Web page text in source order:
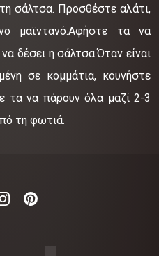
σάλτσα. Προσθέστε αλάτι,
μαϊντανό.Αφήστε τα να
δέσει η σάλτσα.Όταν είναι
σε κομμάτια, κουνήστε
τα να πάρουν όλα μαζί 2-3
τη φωτιά.